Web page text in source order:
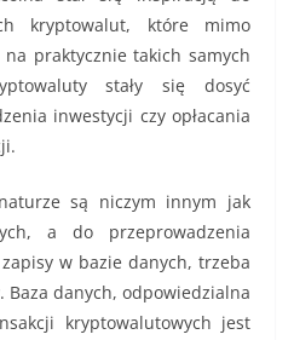
kryptowalut, które mimo
praktycznie takich samych
stały się dosyć
inwestycji czy opłacania
są niczym innym jak
a do przeprowadzenia
w bazie danych, trzeba
Baza danych, odpowiedzialna
kryptowalutowych jest